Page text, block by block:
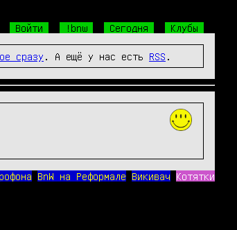
Войти !bnw Сегодня Клубы
сразу . А ещё у нас есть RSS
BnW на Реформале Викивач Котятки